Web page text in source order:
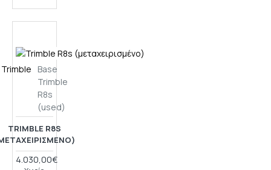
Trimble
Base
Trimble
R8s
(used)
TRIMBLE R8S
4.030,00€